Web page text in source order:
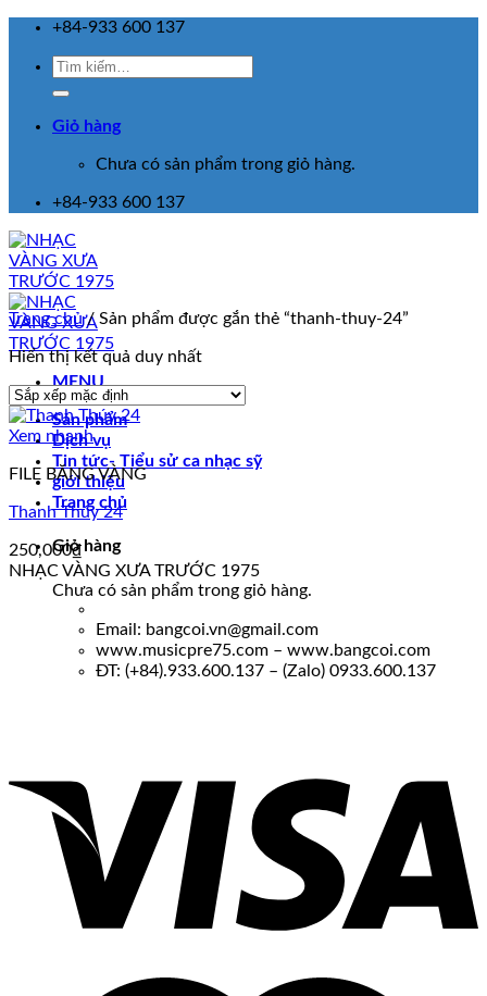
Skip
content
+84-933 600 137
Tìm
Giỏ hàng
Chưa có sản phẩm trong giỏ hàng.
+84-933 600 137
MENU
Sản phẩm
Dịch vụ
Tin tức- Tiểu sử ca nhạc sỹ
giới thiệu
Trang chủ
Giỏ hàng
Chưa có sản phẩm trong giỏ hàng.
Trang chủ /Sản phẩm được gắn thẻ “thanh-thuy-24”
Hiển thị kết quả duy nhất
Xem nhanh
FILE BĂNG VÀNG
Thanh Thúy 24
250,000₫
NHẠC VÀNG XƯA TRƯỚC 1975
Email: bangcoi.vn@gmail.com
www.musicpre75.com – www.bangcoi.com
ĐT: (+84).933.600.137 – (Zalo) 0933.600.137